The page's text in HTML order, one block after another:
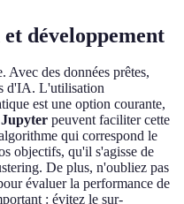
développement
Avec des données prêtes,
d'IA. L'utilisation
est une option courante,
Jupyter peuvent faciliter cette
qui correspond le
objectifs, qu'il s'agisse de
De plus, n'oubliez pas
évaluer la performance de
: évitez le sur-